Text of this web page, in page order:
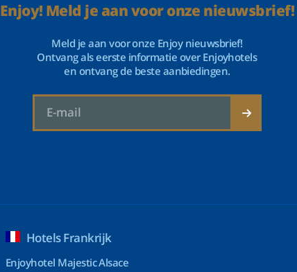
Enjoy! Meld je aan voor onze nieuwsbrief!
Meld je aan voor onze Enjoy nieuwsbrief!
Ontvang als eerste informatie over Enjoyhotels
en ontvang de beste aanbiedingen.
Hotels Frankrijk
Enjoyhotel Majestic Alsace